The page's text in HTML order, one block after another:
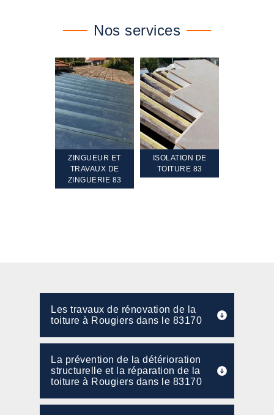
Nos services
ZINGUEUR ET
TRAVAUX DE
ZINGUERIE 83
ISOLATION DE
TOITURE 83
Les travaux de rénovation de la
toiture à Rougiers dans le 83170
La prévention de la détérioration
structurelle et la réparation de la
toiture à Rougiers dans le 83170